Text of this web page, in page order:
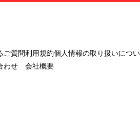
運営する本サービスに関するウェブサイ
掲載された賃貸物件を意味します。
ご質問
わせ
利用規約
会社概要
個人情報の取り扱いにつ